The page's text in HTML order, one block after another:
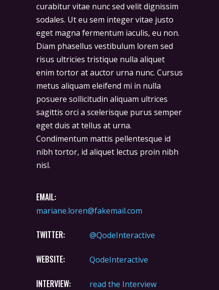
curabitur vitae nunc sed velit dignissim
sodales. Ut eu sem integer vitae justo
eget magna fermentum iaculis, eu non.
Diam phasellus vestibulum lorem sed
risus ultricies tristique nulla aliquet
enim tortor at auctor urna nunc. Cursus
metus aliquam eleifend mi in nulla
posuere sollicitudin aliquam ultrices
sagittis orci a scelerisque purus semper
eget duis at tellus at urna.
Condimentum mattis pellentesque id
nibh tortor, id aliquet lectus proin nibh
nisl.
EMAIL:
mariane.loren@fakemail.com
TWITTER: @QodeInteractive
WEBSITE: QodeInteractive
INTERVIEW: read the Interview